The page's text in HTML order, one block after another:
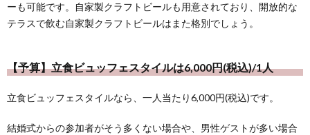
ーも可能です。自家製クラフトビールも用意されており、開放的な
テラスで飲む自家製クラフトビールはまた格別でしょう。
【予算】立食ビュッフェスタイルは6,000円(税込)/1人
立食ビュッフェスタイルなら、一人当たり6,000円(税込)です。
結婚式からの参加者がそう多くない場合や、男性ゲストが多い場合